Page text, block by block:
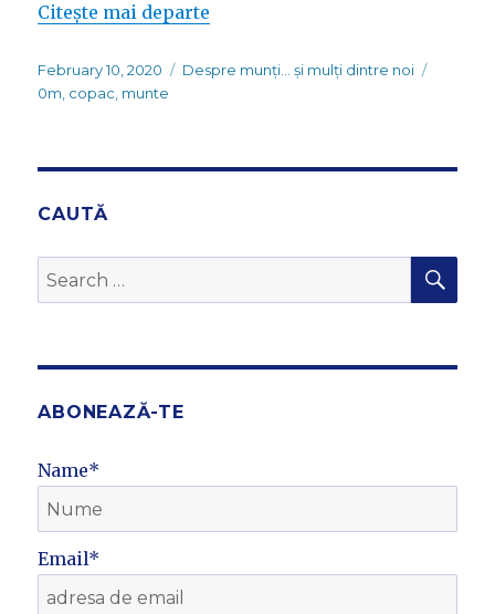
Citește mai departe
Posted
on
February 10, 2020 Categories
Despre munți... și mulți dintre noi
0m copac munte
CAUTĂ
Search
for:
ABONEAZĂ-TE
Name*
Email*